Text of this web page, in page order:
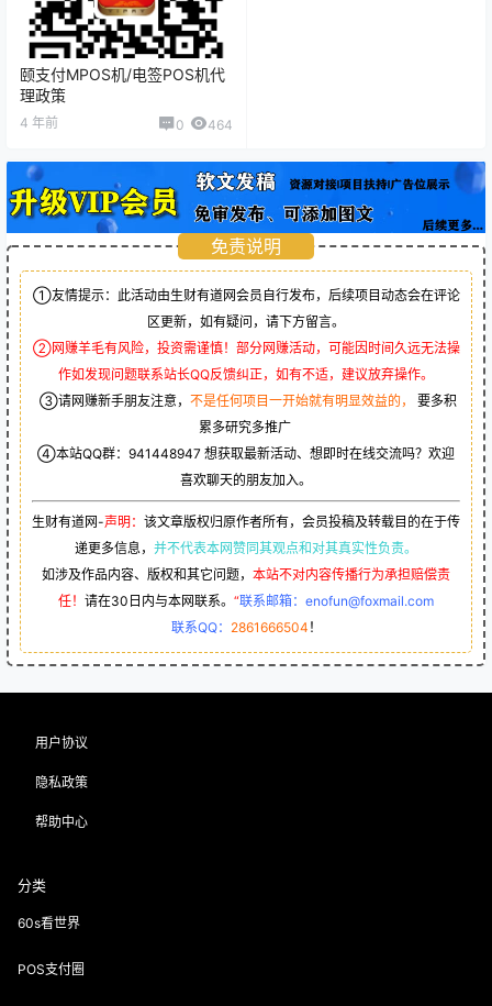
颐支付MPOS机/电签POS机代
理政策
4 年前 0 464
免责说明
①友情提示：此活动由生财有道网会员自行发布，后续项目动态会在评论
区更新，如有疑问，请下方留言。
②网赚羊毛有风险，投资需谨慎！部分网赚活动，可能因时间久远无法操
作如发现问题联系站长QQ反馈纠正，如有不适，建议放弃操作。
③请网赚新手朋友注意， 不是任何项目一开始就有明显效益的，
要多积
累多研究多推广
④本站QQ群： 941448947 想获取最新活动、想即时在线交流吗？欢迎
喜欢聊天的朋友加入。
生财有道网-声明： 该文章版权归原作者所有，会员投稿及转载目的在于传
递更多信息， 并不代表本网赞同其观点和对其真实性负责。
如涉及作品内容、版权和其它问题， 本站不对内容传播行为承担赔偿责
任！ 请在30日内与本网联系。 “联系邮箱：enofun@foxmail.com
联系QQ： 2861666504 ！
用户协议
隐私政策
帮助中心
分类
60s看世界
POS支付圈